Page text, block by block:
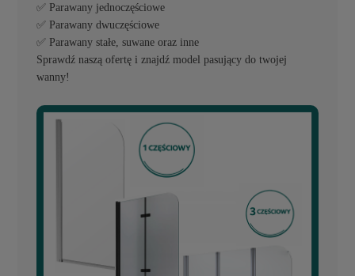
✅ Parawany jednoczęściowe
✅ Parawany dwuczęściowe
✅ Parawany stałe, suwane oraz inne
Sprawdź naszą ofertę i znajdź model pasujący do twojej
wanny!